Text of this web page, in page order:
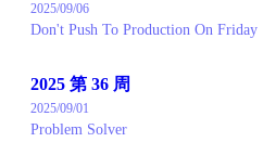
2025/09/06
Don't Push To Production On Friday
2025 第 36 周
2025/09/01
Problem Solver